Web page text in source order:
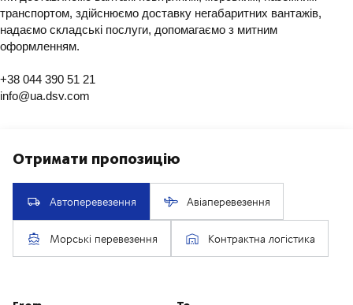
транспортом, здійснюємо доставку негабаритних вантажів,
надаємо складські послуги, допомагаємо з митним
оформленням.
+38 044 390 51 21
info@ua.dsv.com